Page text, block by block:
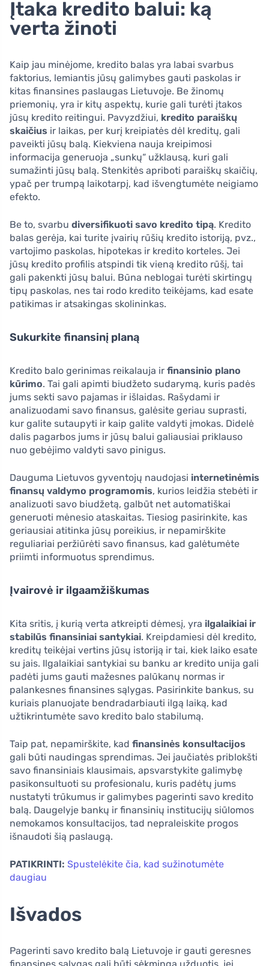
Įtaka kredito balui: ką
verta žinoti
Kaip jau minėjome, kredito balas yra labai svarbus
faktorius, lemiantis jūsų galimybes gauti paskolas ir
kitas finansines paslaugas Lietuvoje. Be žinomų
priemonių, yra ir kitų aspektų, kurie gali turėti įtakos
jūsų kredito reitingui. Pavyzdžiui, kredito paraiškų
skaičius ir laikas, per kurį kreipiatės dėl kreditų, gali
paveikti jūsų balą. Kiekviena nauja kreipimosi
informacija generuoja „sunkų“ užklausą, kuri gali
sumažinti jūsų balą. Stenkitės apriboti paraiškų skaičių,
ypač per trumpą laikotarpį, kad išvengtumėte neigiamo
efekto.
Be to, svarbu diversifikuoti savo kredito tipą. Kredito
balas gerėja, kai turite įvairių rūšių kredito istoriją, pvz.,
vartojimo paskolas, hipotekas ir kredito korteles. Jei
jūsų kredito profilis atspindi tik vieną kredito rūšį, tai
gali pakenkti jūsų balui. Būna neblogai turėti skirtingų
tipų paskolas, nes tai rodo kredito teikėjams, kad esate
patikimas ir atsakingas skolininkas.
Sukurkite finansinį planą
Kredito balo gerinimas reikalauja ir finansinio plano
kūrimo. Tai gali apimti biudžeto sudarymą, kuris padės
jums sekti savo pajamas ir išlaidas. Rašydami ir
analizuodami savo finansus, galėsite geriau suprasti,
kur galite sutaupyti ir kaip galite valdyti įmokas. Didelė
dalis pagarbos jums ir jūsų balui galiausiai priklauso
nuo gebėjimo valdyti savo pinigus.
Dauguma Lietuvos gyventojų naudojasi internetinėmis
finansų valdymo programomis, kurios leidžia stebėti ir
analizuoti savo biudžetą, galbūt net automatiškai
generuoti mėnesio ataskaitas. Tiesiog pasirinkite, kas
geriausiai atitinka jūsų poreikius, ir nepamirškite
reguliariai peržiūrėti savo finansus, kad galėtumėte
priimti informuotus sprendimus.
Įvairovė ir ilgaamžiškumas
Kita sritis, į kurią verta atkreipti dėmesį, yra ilgalaikiai ir
stabilūs finansiniai santykiai. Kreipdamiesi dėl kredito,
kreditų teikėjai vertins jūsų istoriją ir tai, kiek laiko esate
su jais. Ilgalaikiai santykiai su banku ar kredito unija gali
padėti jums gauti mažesnes palūkanų normas ir
palankesnes finansines sąlygas. Pasirinkite bankus, su
kuriais planuojate bendradarbiauti ilgą laiką, kad
užtikrintumėte savo kredito balo stabilumą.
Taip pat, nepamirškite, kad finansinės konsultacijos
gali būti naudingas sprendimas. Jei jaučiatės priblokšti
savo finansiniais klausimais, apsvarstykite galimybę
pasikonsultuoti su profesionalu, kuris padėtų jums
nustatyti trūkumus ir galimybes pagerinti savo kredito
balą. Daugelyje bankų ir finansinių institucijų siūlomos
nemokamos konsultacijos, tad nepraleiskite progos
išnaudoti šią paslaugą.
PATIKRINTI: Spustelėkite čia, kad sužinotumėte
daugiau
Išvados
Pagerinti savo kredito balą Lietuvoje ir gauti geresnes